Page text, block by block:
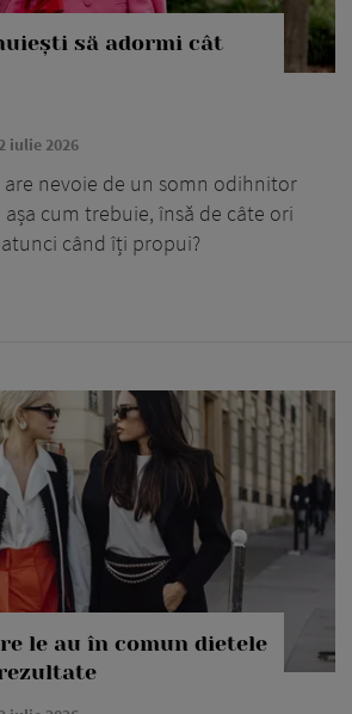
să adormi cât
iulie 2026
nevoie de un somn odihnitor
cum trebuie, însă de câte ori
când îți propui?
le au în comun dietele